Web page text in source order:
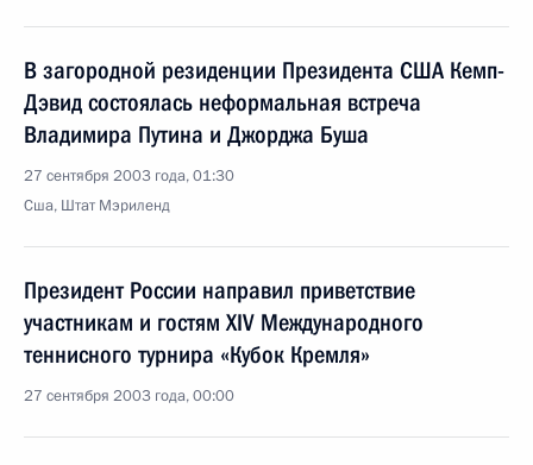
В загородной резиденции Президента США Кемп-
Дэвид состоялась неформальная встреча
Владимира Путина и Джорджа Буша
27 сентября 2003 года, 01:30
Сша, Штат Мэриленд
Президент России направил приветствие
участникам и гостям XIV Международного
теннисного турнира «Кубок Кремля»
27 сентября 2003 года, 00:00